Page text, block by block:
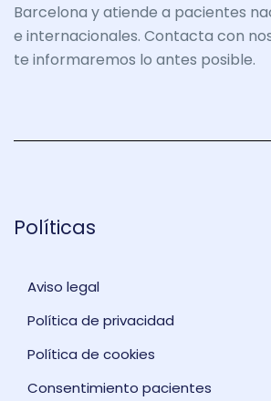
Barcelona y atiende a pacientes
e internacionales. Contacta con
te informaremos lo antes posible.
Políticas
Aviso legal
Política de privacidad
Política de cookies
Consentimiento pacientes